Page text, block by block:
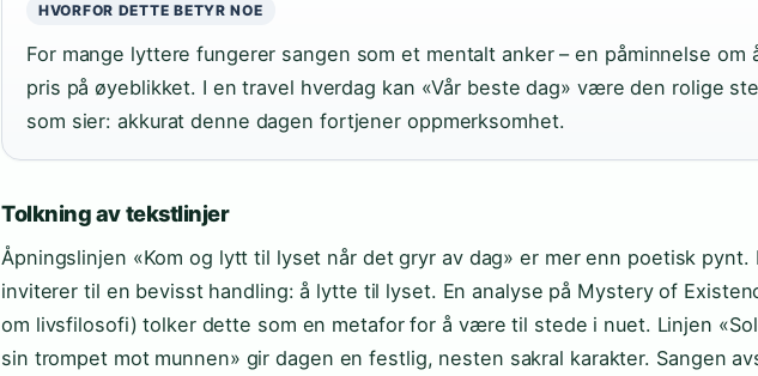
HVORFOR DETTE BETYR NOE
For mange lyttere fungerer sangen som et mentalt anker – en påminnelse om
pris på øyeblikket. I en travel hverdag kan «Vår beste dag» være den rolige
som sier: akkurat denne dagen fortjener oppmerksomhet.
Tolkning av tekstlinjer
Åpningslinjen «Kom og lytt til lyset når det gryr av dag» er mer enn poetisk pynt.
inviterer til en bevisst handling: å lytte til lyset. En analyse på Mystery of
om livsfilosofi) tolker dette som en metafor for å være til stede i nuet. Linjen
sin trompet mot munnen» gir dagen en festlig, nesten sakral karakter. Sangen